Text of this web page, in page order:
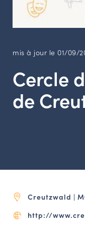
LES
CONTACT
Agenda
OUTILS EN
mis à jour le 01/09/
Cercle
de
Creutzwald |
http://